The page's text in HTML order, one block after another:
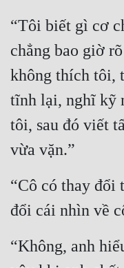
Sát Phạt Quyết Đoán
Vô Sỉ
Điềm Đạm
“Tôi biết gì cơ
chẳng bao giờ
không thích tôi,
tĩnh lại, nghĩ kỹ
tôi, sau đó viết
vừa vặn.”
“Cô có thay đổi
đổi cái nhìn về
“Không, anh